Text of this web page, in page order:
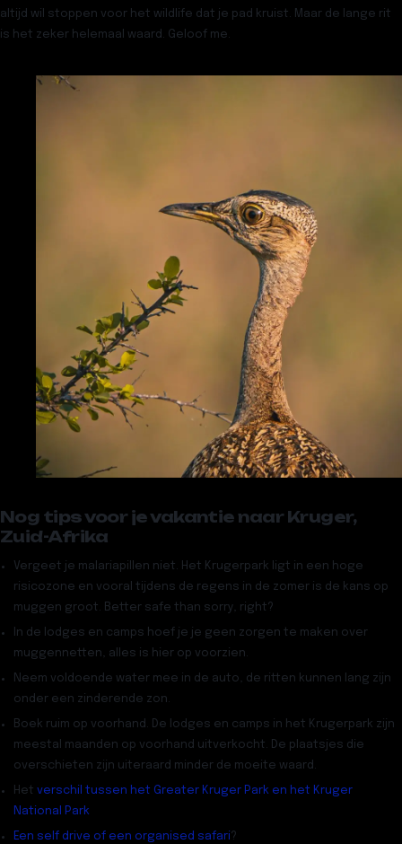
altijd wil stoppen voor het wildlife dat je pad kruist. Maar de lange rit
is het zeker helemaal waard. Geloof me.
Nog tips voor je vakantie naar Kruger,
Zuid-Afrika
Vergeet je malariapillen niet. Het Krugerpark ligt in een hoge
risicozone en vooral tijdens de regens in de zomer is de kans op
muggen groot. Better safe than sorry, right?
In de lodges en camps hoef je je geen zorgen te maken over
muggennetten, alles is hier op voorzien.
Neem voldoende water mee in de auto, de ritten kunnen lang zijn
onder een zinderende zon.
Boek ruim op voorhand . De lodges en camps in het Krugerpark zijn
meestal maanden op voorhand uitverkocht. De plaatsjes die
overschieten zijn uiteraard minder de moeite waard.
Het verschil tussen het Greater Kruger Park en het Kruger
National Park
Een self drive of een organised safari?